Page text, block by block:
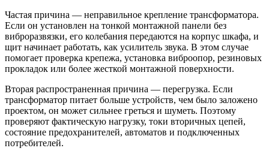
Частая причина — неправильное крепление трансформатора.
Если он установлен на тонкой монтажной панели без
виброразвязки, его колебания передаются на корпус шкафа, и
щит начинает работать, как усилитель звука. В этом случае
помогает проверка крепежа, установка виброопор, резиновых
прокладок или более жесткой монтажной поверхности.
Вторая распространенная причина — перегрузка. Если
трансформатор питает больше устройств, чем было заложено
проектом, он может сильнее греться и шуметь. Поэтому
проверяют фактическую нагрузку, токи вторичных цепей,
состояние предохранителей, автоматов и подключенных
потребителей.